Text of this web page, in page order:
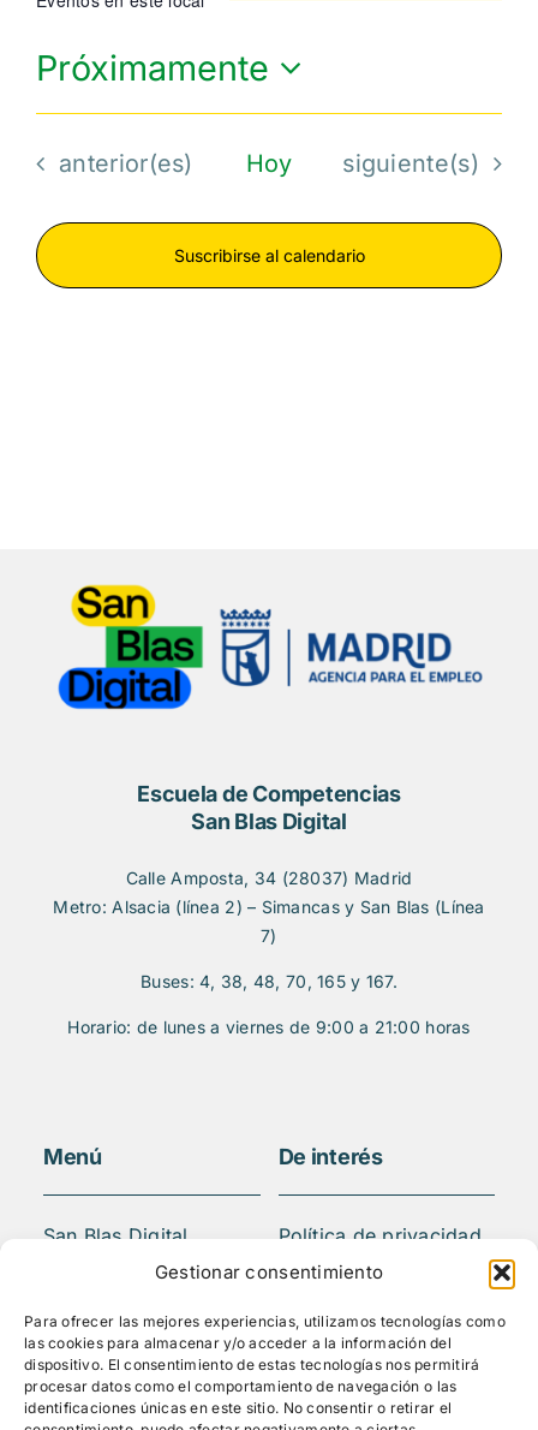
Gestionar consentimiento
Para ofrecer las mejores experiencias, utilizamos tecnologías como
las cookies para almacenar y/o acceder a la información del
dispositivo. El consentimiento de estas tecnologías nos permitirá
procesar datos como el comportamiento de navegación o las
identificaciones únicas en este sitio. No consentir o retirar el
Próximamente
Seleccionar
Eventos
anterior(es) Hoy Eventos
siguiente(s)
Suscribirse al calendario
Escuela de Competencias
San Blas Digital
Calle Amposta, 34 (28037) Madrid
Metro: Alsacia (línea 2) – Simancas y San Blas (Línea
7)
Buses: 4, 38, 48, 70, 165 y 167.
Horario: de lunes a viernes de 9:00 a 21:00 horas
Menú
San Blas Digital
Quiénes somos
Actividades
Blog
Mediateca
De interés
Política de privacidad
Aviso legal